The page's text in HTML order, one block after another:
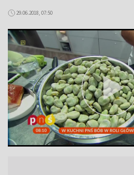
29.06.2018, 07:50